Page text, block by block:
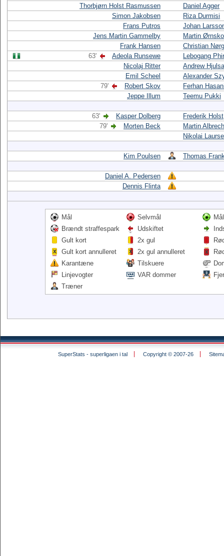
Thorbjørn Holst Rasmussen
Daniel Agger
Simon Jakobsen
Riza Durmisi
Frans Putros
Johan
Jens Martin Gammelby
Martin
Frank Hansen
Christian
63'
Adeola Runsewe
Lebogang
Nicolaj Ritter
Andrew
Emil Scheel
Alexander
79'
Robert Skov
Ferhan
Jeppe Illum
Teemu Pukki
63' Kasper Dolberg
Frederik Holst
79'
Morten Beck
Martin
Nikolai
Kim Poulsen Thomas
Daniel A. Pedersen
Dennis Flinta
Mål Selvmål
Brændt straffespark
Udskiftet
Gult kort
2x gul
Gult kort annulleret
2x gul annulleret
Karantæne
Tilskuere
Linjevogter
VAR dommer
Træner
SuperStats - superligaen i tal Copyright © 2007-26